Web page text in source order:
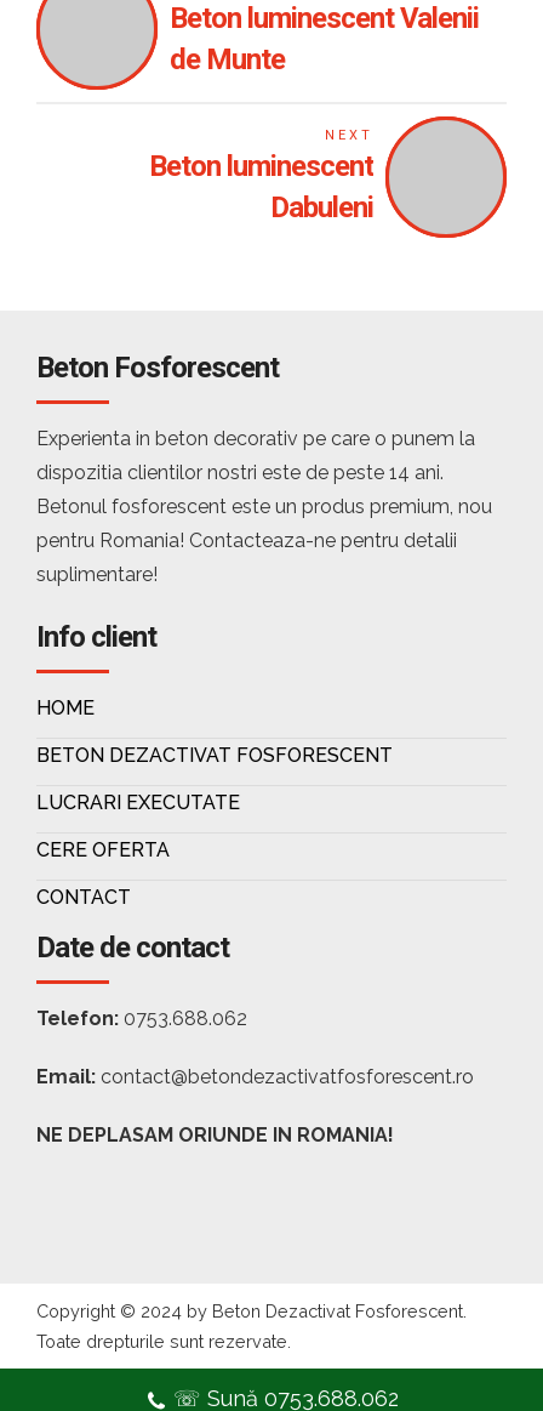
Beton luminescent Valenii
de Munte
NEXT
Beton luminescent
Dabuleni
Beton Fosforescent
Experienta in beton decorativ pe care o punem la
dispozitia clientilor nostri este de peste 14 ani.
Betonul fosforescent este un produs premium, nou
pentru Romania! Contacteaza-ne pentru detalii
suplimentare!
Info client
HOME
BETON DEZACTIVAT FOSFORESCENT
LUCRARI EXECUTATE
CERE OFERTA
CONTACT
Date de contact
Telefon: 0753.688.062
Email: contact@betondezactivatfosforescent.ro
NE DEPLASAM ORIUNDE IN ROMANIA!
Copyright © 2024 by Beton Dezactivat Fosforescent.
Toate drepturile sunt rezervate.
☏ Sună 0753.688.062